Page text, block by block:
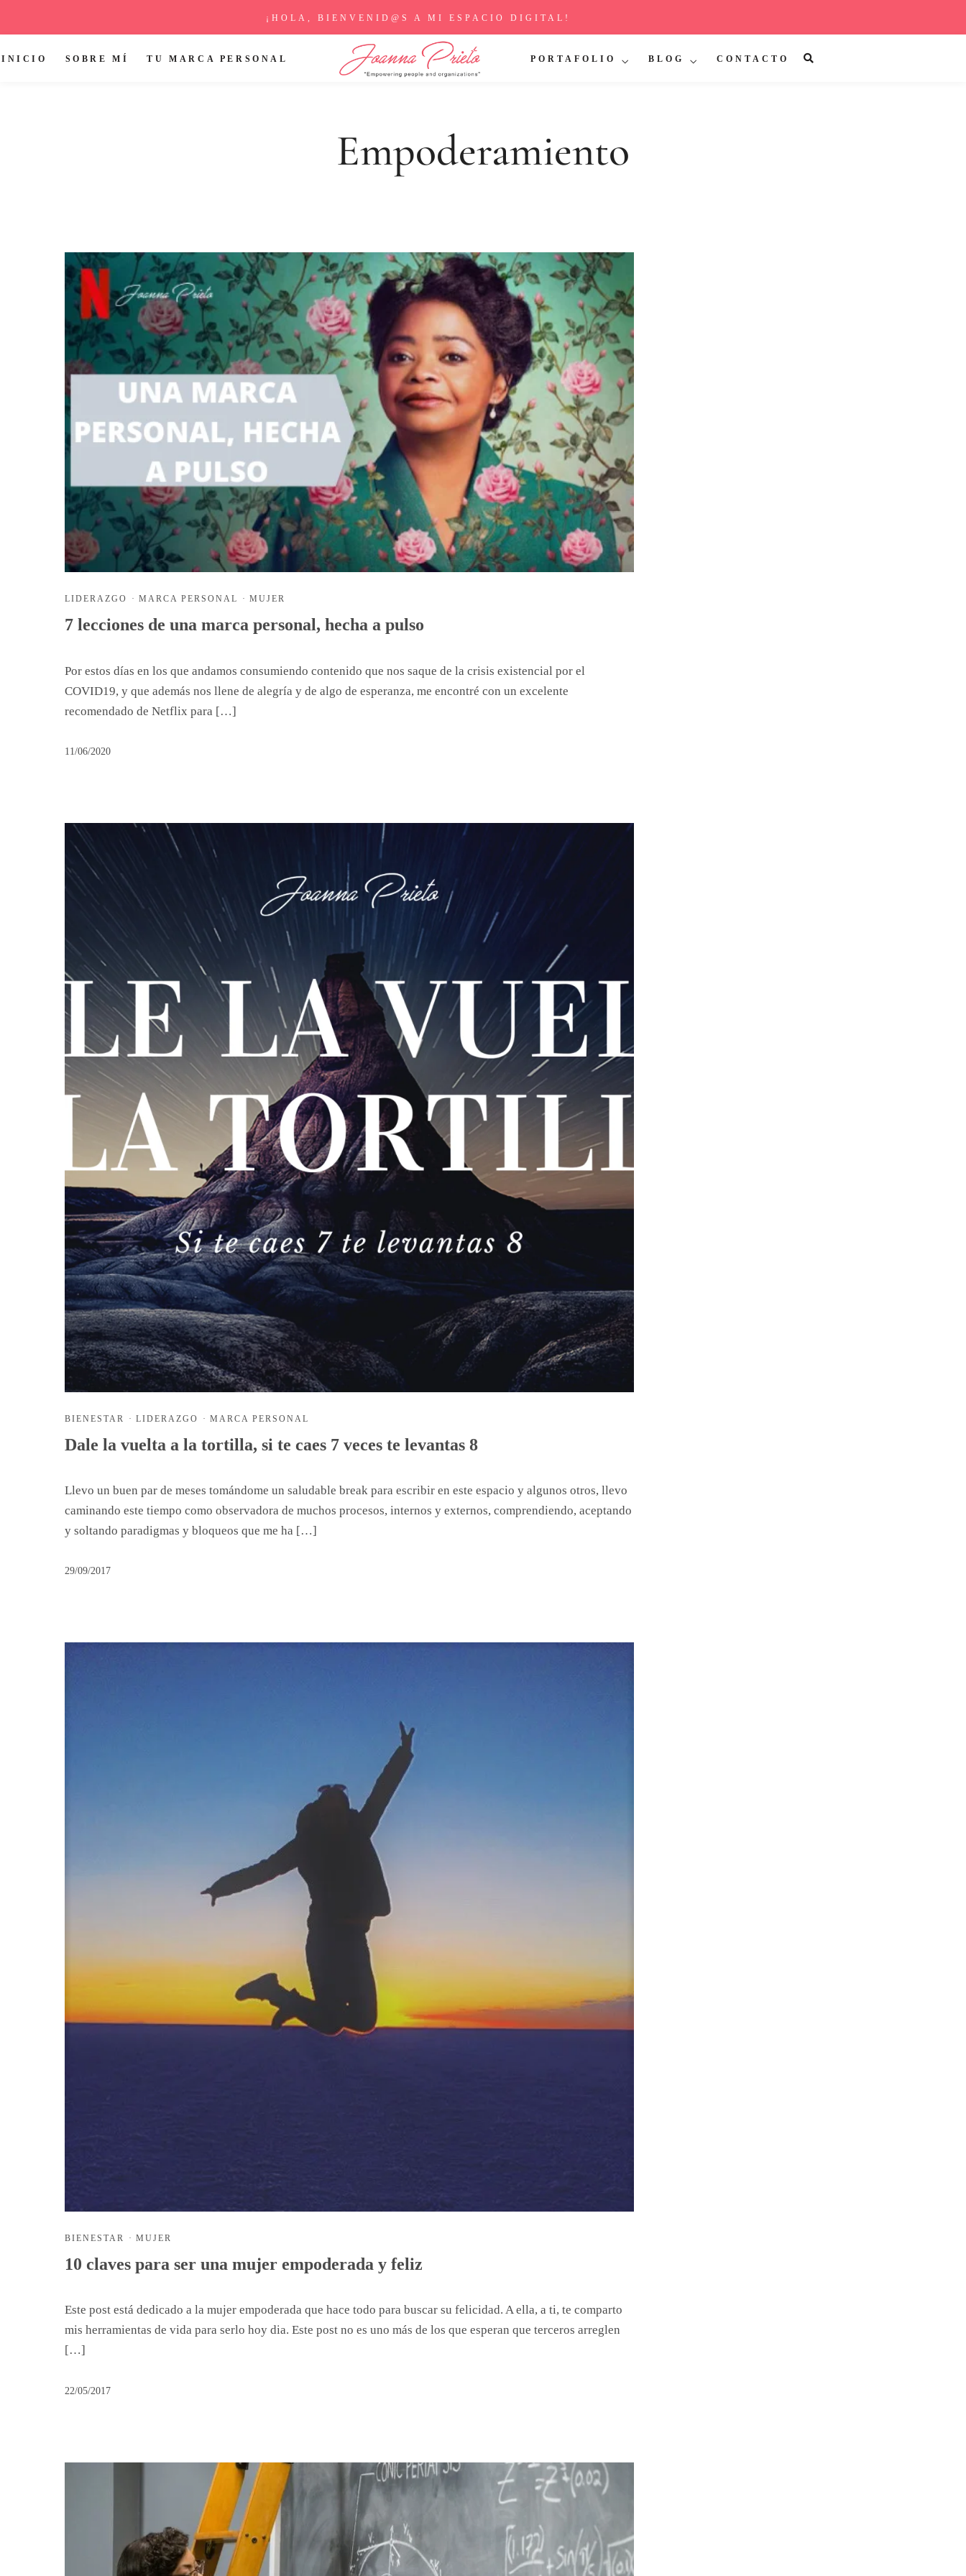
¡HOLA, BIENVENID@S A MI ESPACIO DIGITAL!
INICIO SOBRE MÍ TU MARCA PERSONAL PORTAFOLIO BLOG CONTACTO
Empoderamiento
LIDERAZGO · MARCA PERSONAL · MUJER
7 lecciones de una marca personal, hecha a pulso
Por estos días en los que andamos consumiendo contenido que nos saque de la crisis existencial por el
COVID19, y que además nos llene de alegría y de algo de esperanza, me encontré con un excelente
recomendado de Netflix para […]
11/06/2020
BIENESTAR · LIDERAZGO · MARCA PERSONAL
Dale la vuelta a la tortilla, si te caes 7 veces te levantas 8
Llevo un buen par de meses tomándome un saludable break para escribir en este espacio y algunos otros, llevo
caminando este tiempo como observadora de muchos procesos, internos y externos, comprendiendo, aceptando
y soltando paradigmas y bloqueos que me ha […]
29/09/2017
BIENESTAR · MUJER
10 claves para ser una mujer empoderada y feliz
Este post está dedicado a la mujer empoderada que hace todo para buscar su felicidad. A ella, a ti, te comparto
mis herramientas de vida para serlo hoy dia. Este post no es uno más de los que esperan que terceros arreglen
[…]
22/05/2017